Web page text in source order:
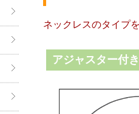
ネックレスのタイプ
アジャスター付